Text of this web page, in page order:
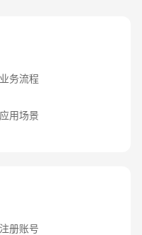
业务流程
应用场景
注册账号